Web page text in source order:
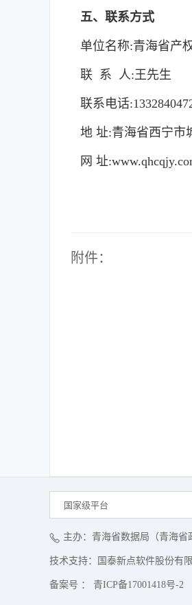
五、联系方式
单位名称:青海省产
联 系 人:王先生
联系电话
地 址:青海省西宁市
网 址
附件：
国家级平台
主办：青海省数据局（青海省
技术支持：国泰新点软件股份有
备案号 ： 青ICP备17001418号-2